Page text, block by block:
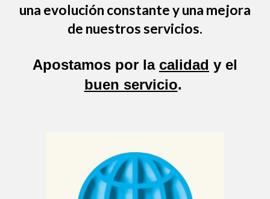
una evolución constante y una mejora
de nuestros servicios.
Apostamos por la calidad y el
buen servicio.